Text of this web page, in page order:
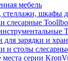
мебель
стеллажи, шкафы
слесарные
для зарядки и
и столы
места серии